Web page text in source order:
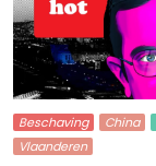
Beschaving China
Vlaanderen